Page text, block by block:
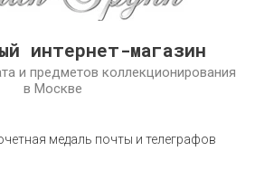
интернет-магазин
и предметов коллекционирования
в Москве
медаль почты и телеграфов